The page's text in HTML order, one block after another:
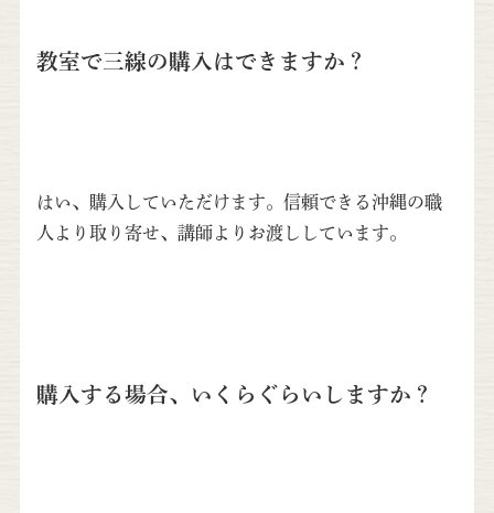
教室で三線の購入はできますか？
はい、購入していただけます。信頼できる沖縄の職
人より取り寄せ、講師よりお渡ししています。
購入する場合、いくらぐらいしますか？